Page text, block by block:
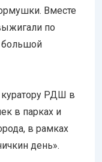
Вместе
по
большой
РДШ в
в парках и
в рамках
день».